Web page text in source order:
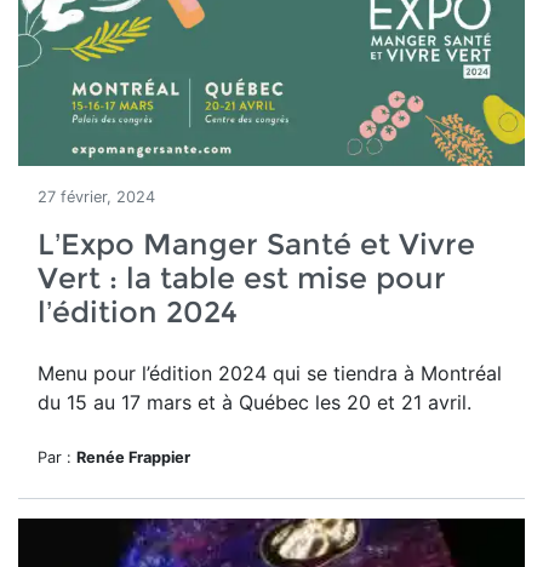
27 février, 2024
L’Expo Manger Santé et Vivre
Vert : la table est mise pour
l’édition 2024
Menu pour l’édition 2024 qui se tiendra à Montréal
du 15 au 17 mars et à Québec les 20 et 21 avril.
Par : Renée Frappier